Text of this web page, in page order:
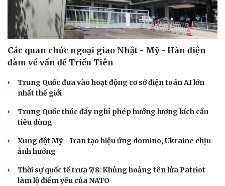
Tư vấn
Săn Tour
Câu chuyện thời sự
Kể chuyện cho bé
Các quan chức ngoại giao Nhật - Mỹ - Hàn điện
đàm về vấn đề Triều Tiên
Trung Quốc đưa vào hoạt động cơ sở điện toán AI lớn
nhất thế giới
Trung Quốc thúc đẩy nghỉ phép hưởng lương kích cầu
tiêu dùng
Xung đột Mỹ - Iran tạo hiệu ứng domino, Ukraine chịu
ảnh hưởng
Thời sự quốc tế trưa 7/8: Khủng hoảng tên lửa Patriot
làm lộ điểm yếu của NATO